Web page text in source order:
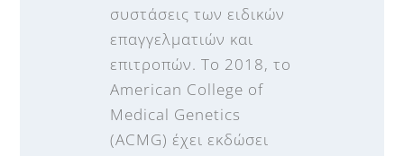
συστάσεις των ειδικών
επαγγελματιών και
επιτροπών. Το 2018, το
American College of
Medical Genetics
(ACMG) έχει εκδώσει